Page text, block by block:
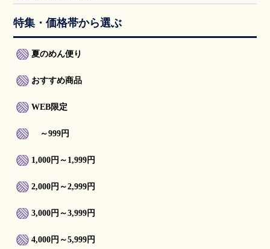
特集・価格帯から選ぶ
夏のめん便り
おすすめ商品
WEB限定
～999円
1,000円～1,999円
2,000円～2,999円
3,000円～3,999円
4,000円～5,999円